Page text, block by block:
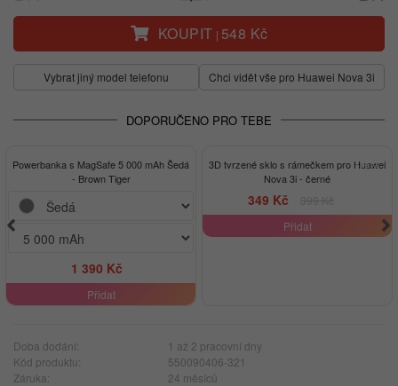
KOUPIT | 548 Kč
Vybrat jiný model telefonu Chci vidět vše pro Huawei Nova 3i
DOPORUČENO PRO TEBE
Powerbanka s MagSafe 5 000 mAh Šedá
- Brown Tiger
1 390 Kč
Přidat
-13%
3D tvrzené sklo s rámečkem pro Huawei
Nova 3i - černé
349 Kč
Přidat
Doba dodání:
1 až 2 pracovní dny
Kód produktu:
550090406-321
Záruka:
24 měsíců